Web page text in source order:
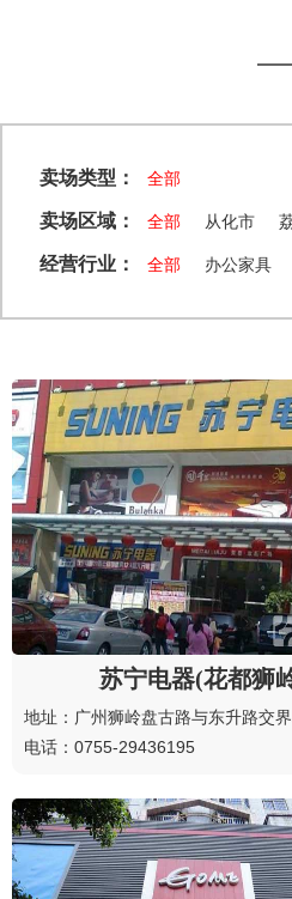
卖场类型： 全部
卖场区域： 全部 从化市
经营行业： 全部 办公家具
苏宁电器(花都狮
地址：广州狮岭盘古路与东升路交
电话：0755-29436195